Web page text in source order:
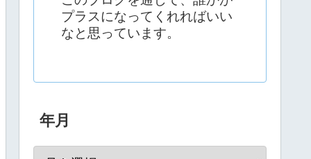
プラスになってくれればいい
なと思っています。
年月